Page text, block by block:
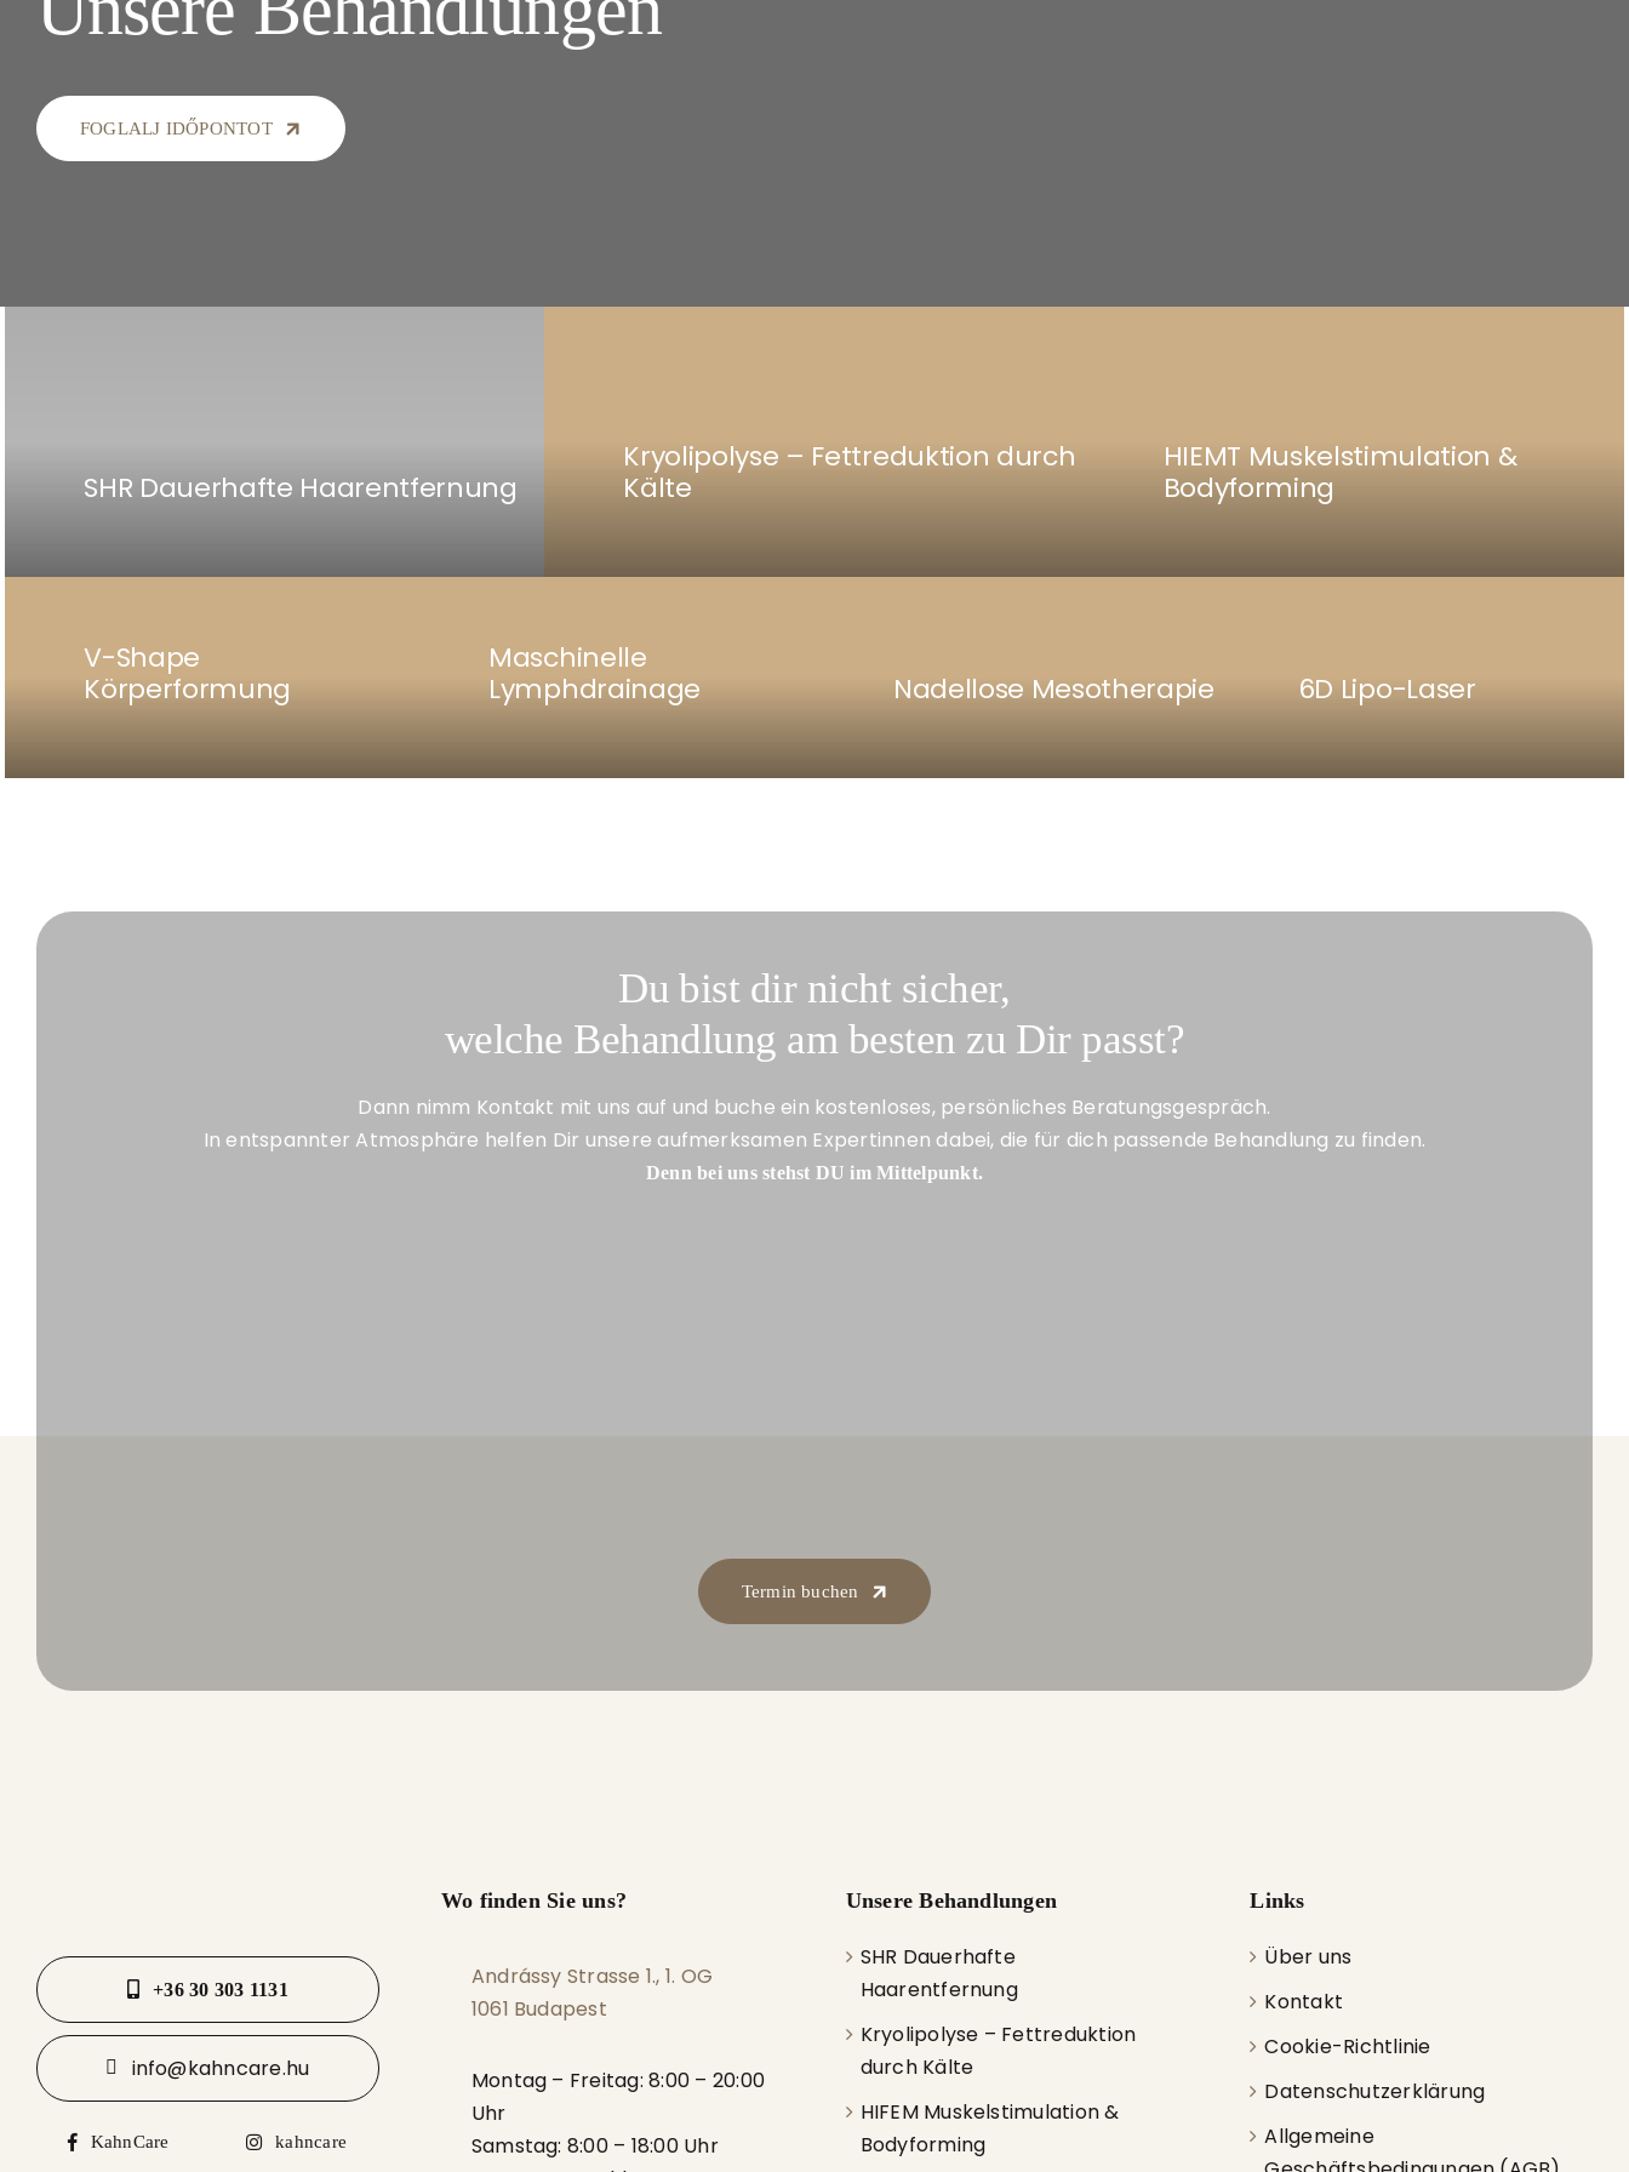
FOGLALJ IDŐPONTOT
SHR Dauerhafte Haarentfernung
Kryolipolyse – Fettreduktion durch
Kälte
HIEMT Muskelstimulation &
Bodyforming
V-Shape
Körperformung
Maschinelle
Lymphdrainage
Nadellose Mesotherapie 6D Lipo-Laser
Du bist dir nicht sicher,
welche Behandlung am besten zu Dir passt?
Dann nimm Kontakt mit uns auf und buche ein kostenloses, persönliches Beratungsgespräch.
In entspannter Atmosphäre helfen Dir unsere aufmerksamen Expertinnen dabei, die für dich passende Behandlung zu finden.
Denn bei uns stehst DU im Mittelpunkt.
Termin buchen
+36 30 303 1131
info@kahncare.hu
KahnCare kahncare
Wo finden Sie uns?
Andrássy Strasse 1., 1. OG
1061 Budapest
Montag – Freitag: 8:00 – 20:00
Uhr
Samstag: 8:00 – 18:00 Uhr
Unsere Behandlungen
SHR Dauerhafte
Haarentfernung
Kryolipolyse – Fettreduktion
durch Kälte
HIFEM Muskelstimulation &
Bodyforming
Links
Über uns
Kontakt
Cookie-Richtlinie
Datenschutzerklärung
Allgemeine